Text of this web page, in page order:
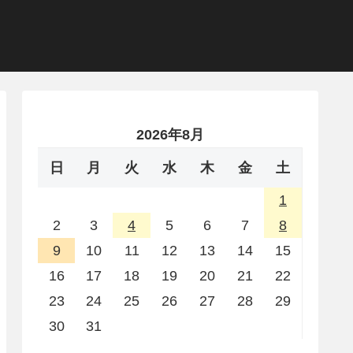
2026年8月
日 月 火 水 木 金 土
1
2
3 4 5 6 7
8
9
10 11 12 13 14
15
16
17 18 19 20 21
22
23
24 25 26 27 28
29
30
31